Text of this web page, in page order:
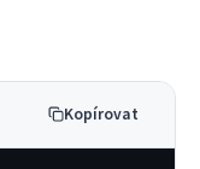
Kopírovat